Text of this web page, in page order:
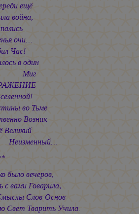
ещё
очи…
Час!
в один
во Тьме
Возник
Великий
было вечеров,
с вами Говарила,
Слов-Основ
Свет Тварить Учила.